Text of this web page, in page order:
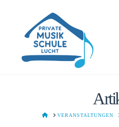
HOMEVERANSTALTUNGEN